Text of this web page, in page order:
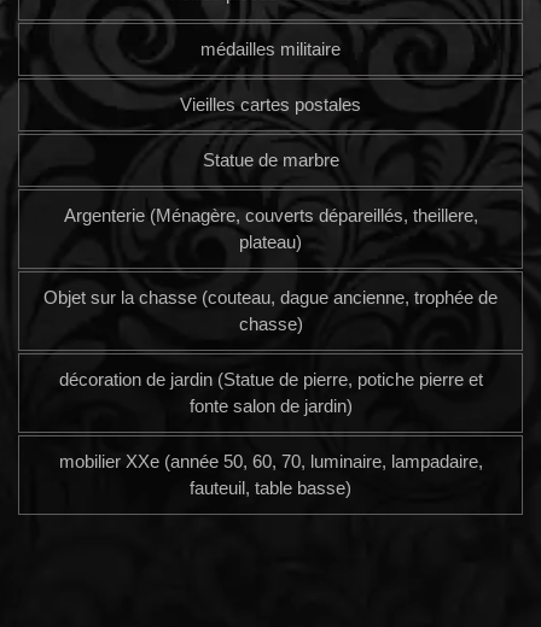
médailles militaire
Vieilles cartes postales
Statue de marbre
Argenterie (Ménagère, couverts dépareillés, theillere,
plateau)
Objet sur la chasse (couteau, dague ancienne, trophée de
chasse)
décoration de jardin (Statue de pierre, potiche pierre et
fonte salon de jardin)
mobilier XXe (année 50, 60, 70, luminaire, lampadaire,
fauteuil, table basse)